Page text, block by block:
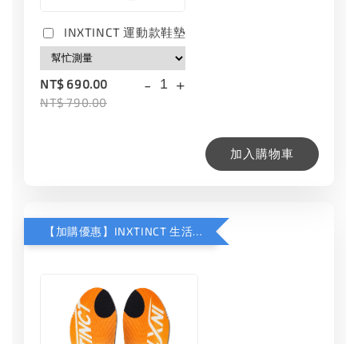
INXTINCT 運動款鞋墊
NT$ 690.00
NT$ 790.00
- +
加入購物車
【加購優惠】INXTINCT 生活日用鞋墊